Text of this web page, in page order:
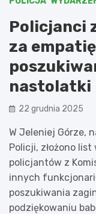
Policjanci
za
nastolatki
22 grudnia 2025
W Jeleniej Górze,
Policji, złożono
policjantów z
innych
poszukiwania
podziękowaniu